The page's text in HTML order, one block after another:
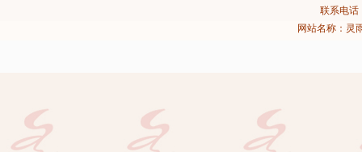
联系电话
网站名称：灵